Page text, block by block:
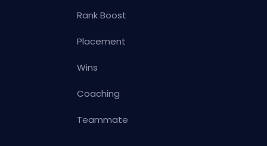
Rank Boost
Placement
Wins
Coaching
Teammate